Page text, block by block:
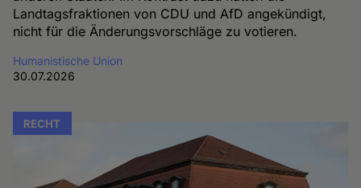
Landtagsfraktionen von CDU und AfD angekündigt,
nicht für die Änderungsvorschläge zu votieren.
Humanistische Union
30.07.2026
RECHT